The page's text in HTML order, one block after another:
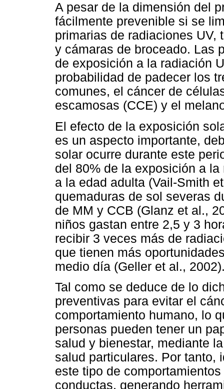
A pesar de la dimensión del
fácilmente prevenible si se
primarias de radiaciones
y cámaras de broceado. Las
de exposición a la radiación
probabilidad de padecer los
comunes, el cáncer de
escamosas (CCE) y el
El efecto de la exposición
es un aspecto importante,
solar ocurre durante este
del 80% de la exposición a
a la edad adulta (Vail-Smith
quemaduras de sol severas
de MM y CCB (Glanz et al.,
niños gastan entre 2,5 y 3
recibir 3 veces más de
que tienen más
medio día (Geller et al.,
Tal como se deduce de lo
preventivas para evitar el
comportamiento humano, lo
personas pueden tener un
salud y bienestar, mediante
salud particulares. Por tanto,
este tipo de
conductas, generando